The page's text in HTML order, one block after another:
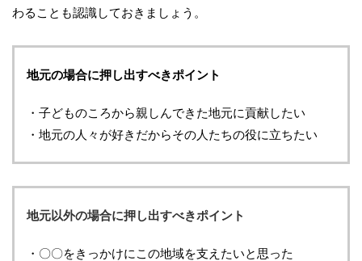
わることも認識しておきましょう。
地元の場合に押し出すべきポイント
・子どものころから親しんできた地元に貢献したい
・地元の人々が好きだからその人たちの役に立ちたい
地元以外の場合に押し出すべきポイント
・〇〇をきっかけにこの地域を支えたいと思った